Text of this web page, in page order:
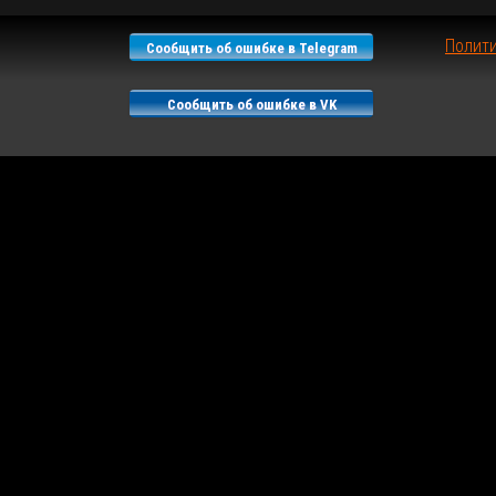
Сообщить об ошибке в Telegram
Сообщить об ошибке в VK